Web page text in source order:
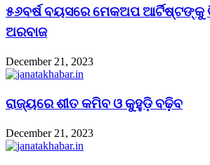
୫୬ବର୍ଷ ବୟସରେ ମେକଅପ ଆର୍ଟିଷ୍ଟଙ୍କୁ
ଅରବାଜ
December 21, 2023
ରାଜ୍ୟରେ ଶୀତ କମିବ ଓ କୁହୁଡ଼ି ବଢ଼ିବ
December 21, 2023